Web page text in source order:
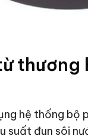
thương
hệ thống bộ
suất đun sôi